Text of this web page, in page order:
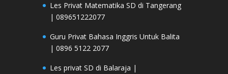
Les Privat Matematika SD di Tangerang
| 089651222077
Guru Privat Bahasa Inggris Untuk Balita
| 0896 5122 2077
Les privat SD di Balaraja |